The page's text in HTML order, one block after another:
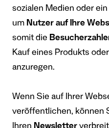
sozialen Medien oder
um Nutzer auf Ihre
somit die
Kauf eines Produkts
anzuregen.
Wenn Sie auf Ihrer
veröffentlichen, können